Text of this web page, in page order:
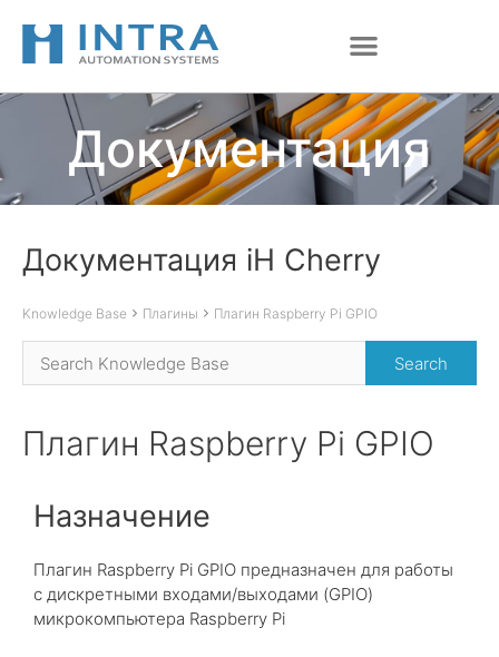
содержимому
Документация
Документация iH Cherry
Knowledge Base Плагины Плагин Raspberry Pi GPIO
Плагин Raspberry Pi GPIO
Назначение
Плагин Raspberry Pi GPIO предназначен для работы
с дискретными входами/выходами (GPIO)
микрокомпьютера Raspberry Pi